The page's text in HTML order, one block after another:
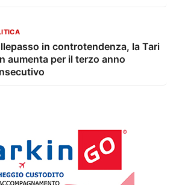
in controtendenza, la Tari
aumenta per il terzo anno